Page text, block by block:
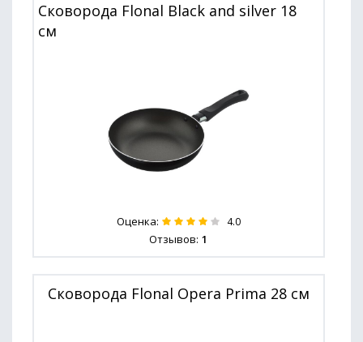
Сковорода Flonal Black and silver 18
см
Оценка: 4.0
Отзывов: 1
Сковорода Flonal Opera Prima 28 см